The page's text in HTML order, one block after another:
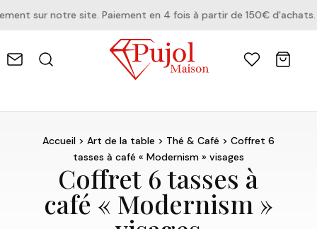
sur notre site. Paiement en 4 fois à partir de 150€ d'achats.
Accueil> Art de la table> Thé & Café> Coffret 6
tasses à café « Modernism » visages
Coffret 6 tasses à
café « Modernism »